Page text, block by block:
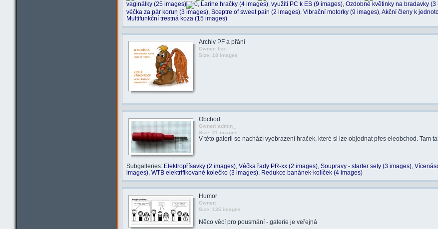
vaginálky (25 images)
, Larine hračky (4 images), využití PC k ES (9 images), Ozdobné květinky na bradavky (3
véčka za pár korun (3 images), Sceptre of sweet pain (2 images), Vibrační motorky (9 images),Akční členy k
Multifunkční trestná koza (15 images)
Archiv PF a přání
Owner: lizz
Size: 18 images
Obchod
Owner: admin_
Size: 21 images
V této galerii se nachází vyobrazení hraček, které si lze objednat přes eleobchod. Tam
Subgalleries: Elektropřísavky (2 images), Véčka řady PR-xx (2 images), Soupravy - starter sety (3 images),
images), WTB elektrifikované kolečko (3 images), Redukce banánek-kolíček (4 images)
Humor
Owner:
Size: 135 images
Něco věcí pro pousmání - galerie je veřejná